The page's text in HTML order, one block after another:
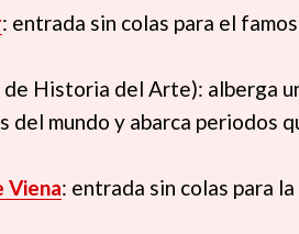
: entrada sin colas para el
Historia del Arte): alberga
mundo y abarca periodos
Viena: entrada sin colas para